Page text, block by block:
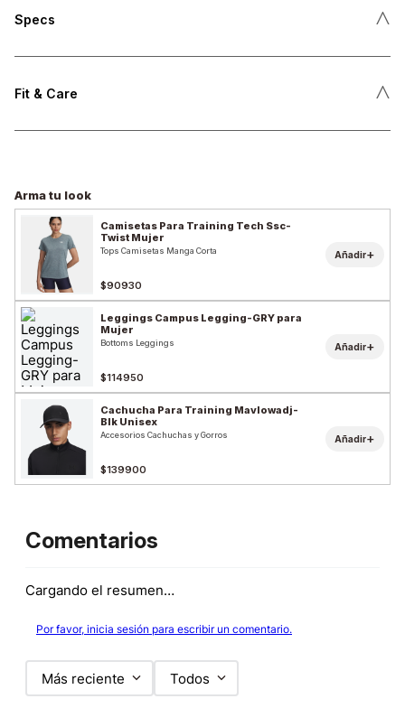
Specs ˄
Fit & Care ˄
Arma tu look
Camisetas Para Training Tech Ssc-
Twist Mujer
Tops Camisetas Manga Corta
$90930
Añadir+
Leggings Campus Legging-GRY para
Mujer
Bottoms Leggings
$114950
Añadir+
Cachucha Para Training Mavlowadj-
Blk Unisex
Accesorios Cachuchas y Gorros
$139900
Añadir+
Comentarios
Cargando el resumen…
Por favor, inicia sesión para escribir un comentario.
Más reciente Todos